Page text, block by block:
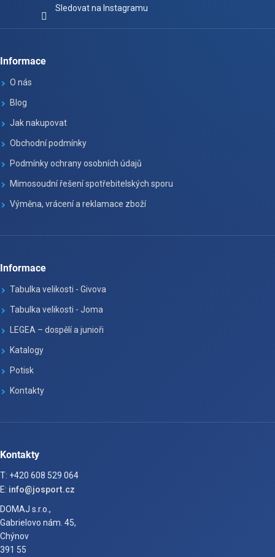
Sledovat na Instagramu
Informace
O nás
Blog
Jak nakupovat
Obchodní podmínky
Podmínky ochrany osobních údajů
Mimosoudní řešení spotřebitelských sporu
Výměna, vrácení a reklamace zboží
Informace
Tabulka velikosti - Givova
Tabulka velikosti - Joma
LEGEA – dospělí a junioři
Katalogy
Potisk
Kontakty
Kontakty
T: +420 608 529 064
E: info@josport.cz
DOMAJ s.r.o.,
Gabrielovo nám. 45,
Chýnov
391 55